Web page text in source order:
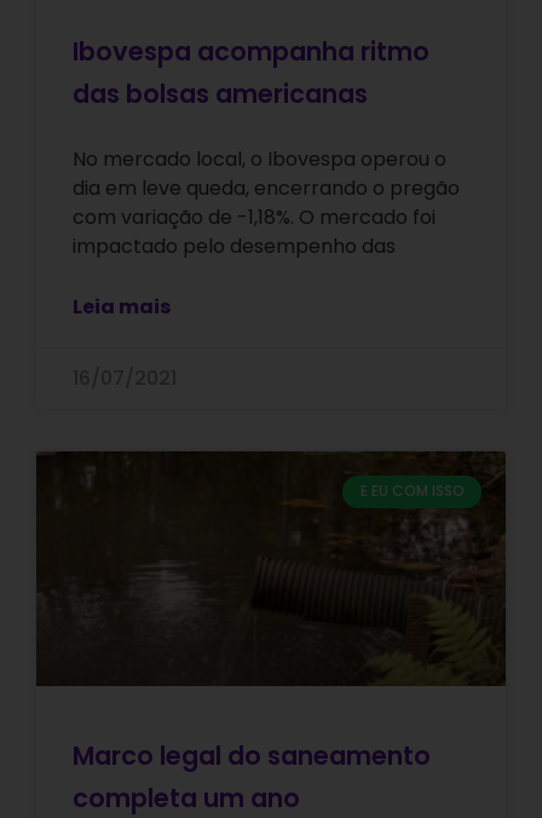
Ibovespa acompanha ritmo
das bolsas americanas
No mercado local, o Ibovespa operou o
dia em leve queda, encerrando o pregão
com variação de -1,18%. O mercado foi
impactado pelo desempenho das
Leia mais
E EU COM ISSO
Marco legal do saneamento
completa um ano